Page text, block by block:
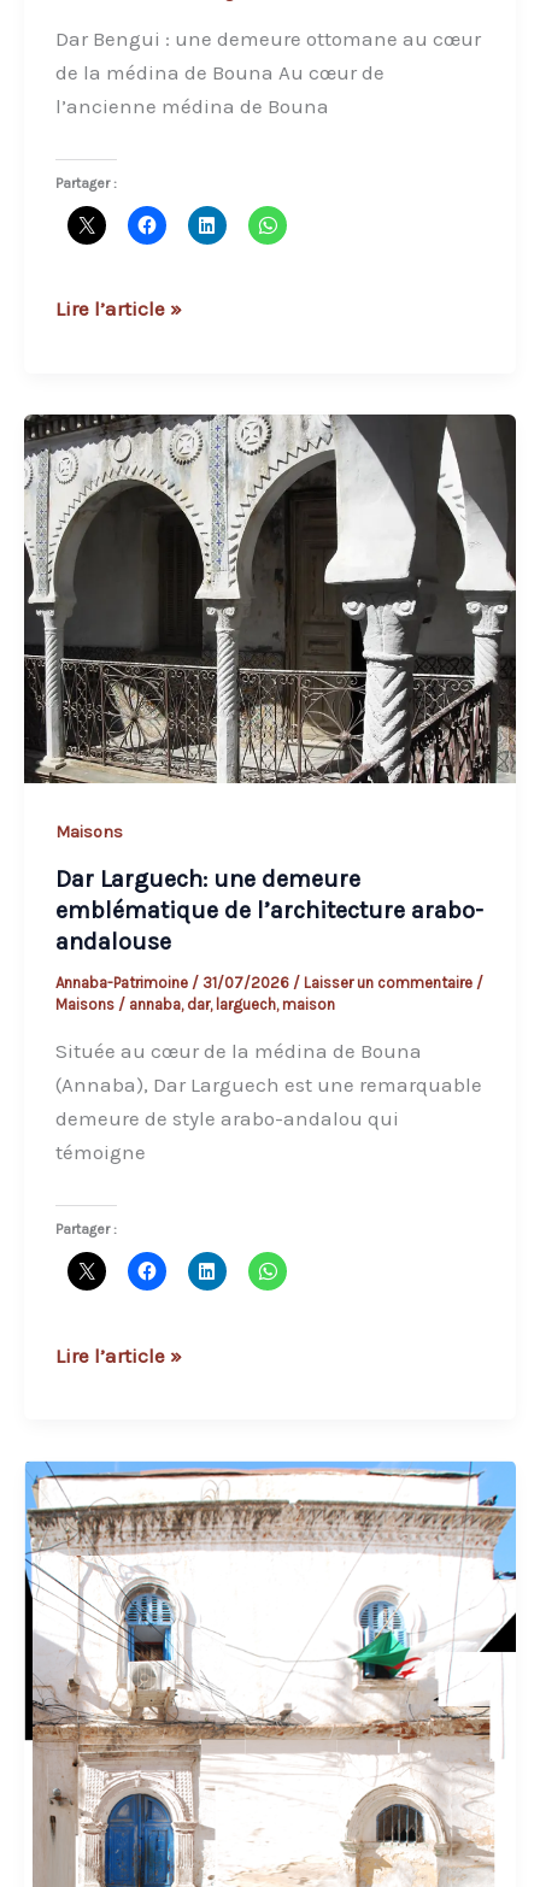
Dar Bengui : une demeure ottomane au cœur
de la médina de Bouna Au cœur de
l’ancienne médina de Bouna
Partager :
Dar
Lire l’article »
Maisons
Dar Larguech: une demeure
emblématique de l’architecture arabo-
andalouse
Annaba-Patrimoine / 31/07/2026 / Laisser un commentaire /
Maisons/ annaba, dar, larguech, maison
Située au cœur de la médina de Bouna
(Annaba), Dar Larguech est une remarquable
demeure de style arabo-andalou qui
témoigne
Partager :
Dar
demeure
emblématique
de
l’architecture
arabo-
andalouse
Lire l’article »